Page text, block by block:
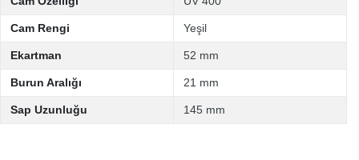
Cam Rengi Yeşil
Ekartman 52 mm
Burun Aralığı 21 mm
Sap Uzunluğu 145 mm